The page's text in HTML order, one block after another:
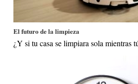
El futuro de la limpieza
¿Y si tu casa se limpiara sola mientras